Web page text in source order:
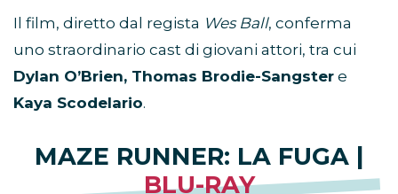
Il film, diretto dal regista Wes Ball, conferma
uno straordinario cast di giovani attori, tra cui
Dylan O’Brien, Thomas Brodie-Sangster e
Kaya Scodelario.
MAZE RUNNER: LA FUGA |
BLU-RAY